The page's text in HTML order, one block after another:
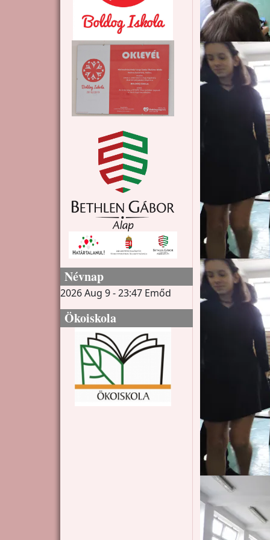
Névnap
2026 Aug 9 - 23:47 Emőd
Ökoiskola
Kép
Kép
Kép